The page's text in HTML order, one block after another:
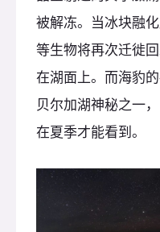
被解冻。当冰块融
等生物将再次迁徙
在湖面上。而海豹
贝尔加湖神秘之一
在夏季才能看到。